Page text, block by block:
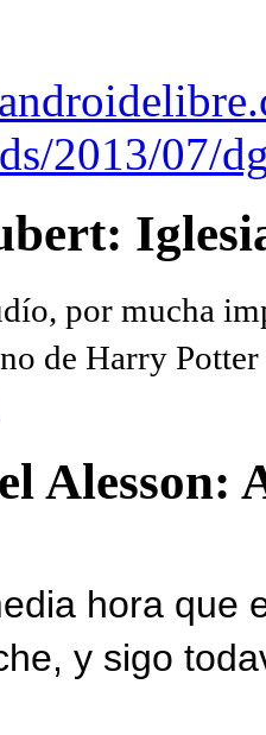
2013/07/
por mucha
de Harry
Alesson:
hora que
y sigo